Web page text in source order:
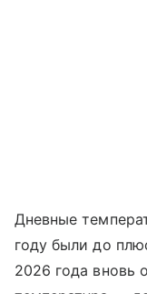
Дневные
году были до
2026 года вновь